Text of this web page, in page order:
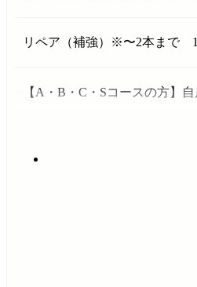
リペア（補強）※〜2本まで 1
【A・B・C・Sコースの方】